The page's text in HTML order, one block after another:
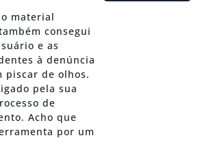
material
consegui
e as
à denúncia
piscar de olhos.
pela sua
de
Acho que
por um